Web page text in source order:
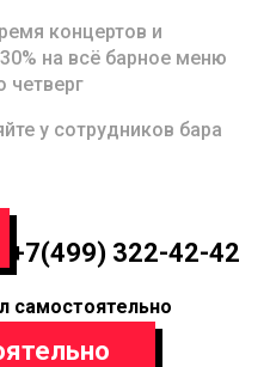
концертов и
на всё барное меню
четверг
у сотрудников бара
+7(499) 322-42-42
самостоятельно